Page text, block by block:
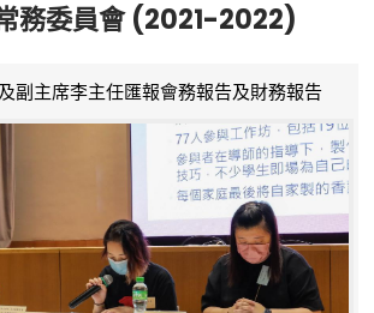
務委員會 (2021-2022)
副主席李主任匯報會務報告及財務報告